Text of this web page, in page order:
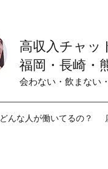
高収入チャッ
福岡・長崎・
会わない・飲まない
どんな人が働いてるの？